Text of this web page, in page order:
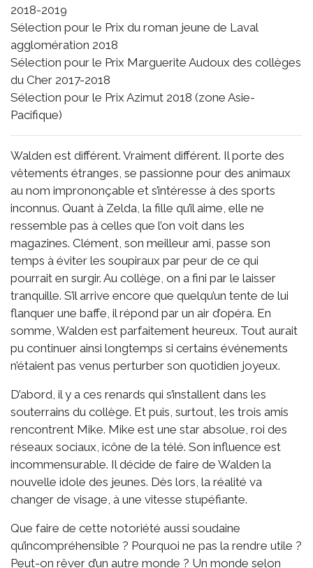
2018-2019
Sélection pour le Prix du roman jeune de Laval
agglomération 2018
Sélection pour le Prix Marguerite Audoux des collèges
du Cher 2017-2018
Sélection pour le Prix Azimut 2018 (zone Asie-
Pacifique)
Walden est différent. Vraiment différent. Il porte des
vêtements étranges, se passionne pour des animaux
au nom imprononçable et s’intéresse à des sports
inconnus. Quant à Zelda, la fille qu’il aime, elle ne
ressemble pas à celles que l’on voit dans les
magazines. Clément, son meilleur ami, passe son
temps à éviter les soupiraux par peur de ce qui
pourrait en surgir. Au collège, on a fini par le laisser
tranquille. S’il arrive encore que quelqu’un tente de lui
flanquer une baffe, il répond par un air d’opéra. En
somme, Walden est parfaitement heureux. Tout aurait
pu continuer ainsi longtemps si certains événements
n’étaient pas venus perturber son quotidien joyeux.
D’abord, il y a ces renards qui s’installent dans les
souterrains du collège. Et puis, surtout, les trois amis
rencontrent Mike. Mike est une star absolue, roi des
réseaux sociaux, icône de la télé. Son influence est
incommensurable. Il décide de faire de Walden la
nouvelle idole des jeunes. Dès lors, la réalité va
changer de visage, à une vitesse stupéfiante.
Que faire de cette notoriété aussi soudaine
qu’incompréhensible ? Pourquoi ne pas la rendre utile ?
Peut-on rêver d’un autre monde ? Un monde selon